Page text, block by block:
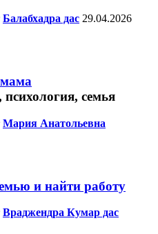
Балабхадра дас 29.04.2026
Мария Aнатольевна
и найти работу
Враджендра Кумар дас